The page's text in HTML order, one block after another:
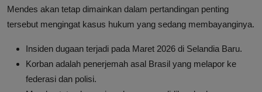
Mendes akan tetap dimainkan dalam pertandingan penting
tersebut mengingat kasus hukum yang sedang membayanginya.
Insiden dugaan terjadi pada Maret 2026 di Selandia Baru.
Korban adalah penerjemah asal Brasil yang melapor ke
federasi dan polisi.